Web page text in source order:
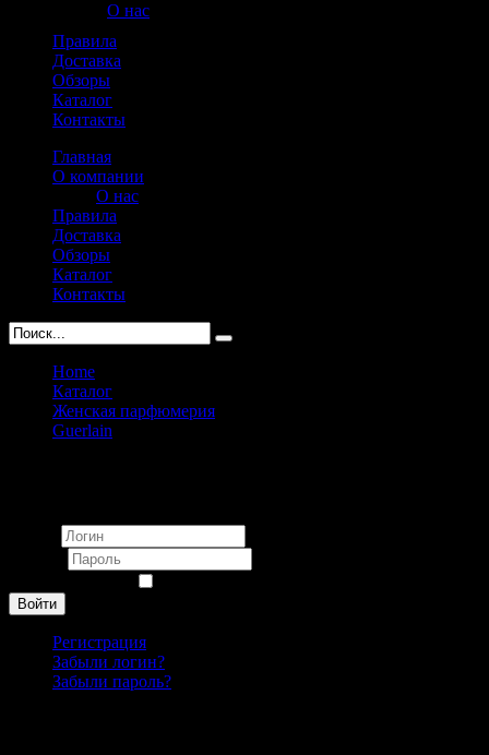
О нас
Правила
Доставка
Обзоры
Каталог
Контакты
Главная
О компании
О нас
Правила
Доставка
Обзоры
Каталог
Контакты
Home
Каталог
Женская парфюмерия
Guerlain
Войти
Регистрация
Забыли логин?
Забыли пароль?